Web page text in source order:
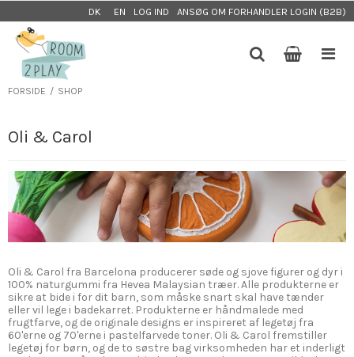
DK EN LOG IND ANSØG OM FORHANDLER LOGIN (B2B)
FORSIDE / SHOP
Oli & Carol
Oli & Carol fra Barcelona producerer søde og sjove figurer og dyr i
100% naturgummi fra Hevea Malaysian træer. Alle produkterne er
sikre at bide i for dit barn, som måske snart skal have tænder
eller vil lege i badekarret. Produkterne er håndmalede med
frugtfarve, og de originale designs er inspireret af legetøj fra
60'erne og 70'erne i pastelfarvede toner. Oli & Carol fremstiller
legetøj for børn, og de to søstre bag virksomheden har et inderligt